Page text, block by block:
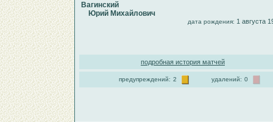
Вагинский
Юрий Михайлович
дата рождения: 1 августа
подробная история матчей
предупреждений: 2 удалений: 0